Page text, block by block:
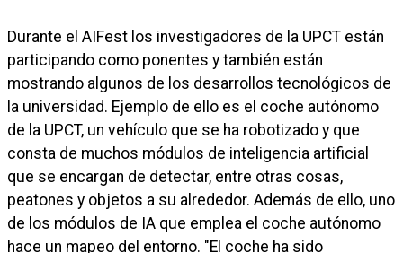
Durante el AIFest los investigadores de la UPCT están
participando como ponentes y también están
mostrando algunos de los desarrollos tecnológicos de
la universidad. Ejemplo de ello es el coche autónomo
de la UPCT, un vehículo que se ha robotizado y que
consta de muchos módulos de inteligencia artificial
que se encargan de detectar, entre otras cosas,
peatones y objetos a su alrededor. Además de ello, uno
de los módulos de IA que emplea el coche autónomo
hace un mapeo del entorno. "El coche ha sido